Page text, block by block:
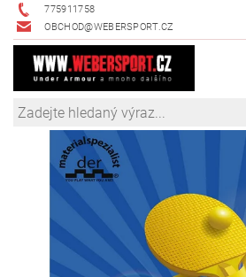
775911758
OBCHOD@WEBERSPORT.CZ